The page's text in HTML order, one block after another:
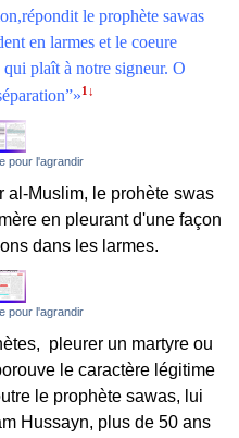
le prophète sawas
en larmes et le coeure
plaît à notre signeur. O
1↓
pour l'agrandir
Muslim, le prohète swas
en pleurant d'une façon
dans les larmes.
pour l'agrandir
pleurer un martyre ou
le caractère légitime
le prophète sawas, lui
Hussayn, plus de 50 ans